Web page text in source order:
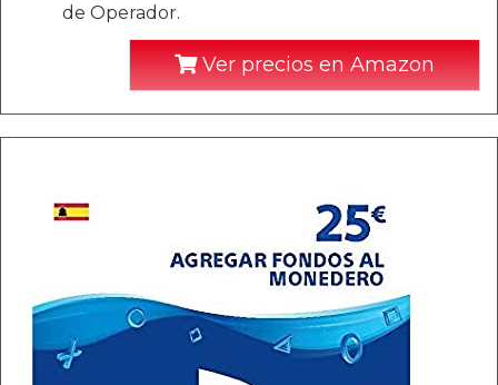
de Operador.
Ver precios en Amazon